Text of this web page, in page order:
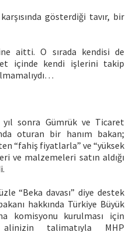
gösterdiği tavır, bir
aitti. O sırada kendisi de
içinde kendi işlerini takip
yıl sonra Gümrük ve Ticaret
oturan bir hanım bakan;
“fahiş fiyatlarla” ve “yüksek
ve malzemeleri satın aldığı
“Beka davası” diye destek
hakkında Türkiye Büyük
komisyonu kurulması için
talimatıyla MHP